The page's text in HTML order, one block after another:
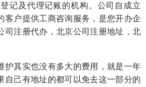
记及代理记账的机构。公司自成立
客户提供工商咨询服务，是您开办企
司注册代办，北京公司注册地址，北
护其实也没有多大的费用，就是一年
自己有地址的都可以免去这一部分的